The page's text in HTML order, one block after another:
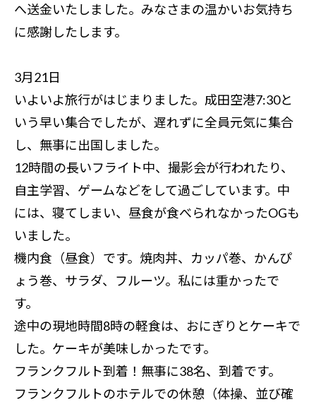
へ送金いたしました。みなさまの温かいお気持ち
に感謝したします。
3月21日
いよいよ旅行がはじまりました。成田空港7:30と
いう早い集合でしたが、遅れずに全員元気に集合
し、無事に出国しました。
12時間の長いフライト中、撮影会が行われたり、
自主学習、ゲームなどをして過ごしています。中
には、寝てしまい、昼食が食べられなかったOGも
いました。
機内食（昼食）です。焼肉丼、カッパ巻、かんぴ
ょう巻、サラダ、フルーツ。私には重かったで
す。
途中の現地時間8時の軽食は、おにぎりとケーキで
した。ケーキが美味しかったです。
フランクフルト到着！無事に38名、到着です。
フランクフルトのホテルでの休憩（体操、並び確